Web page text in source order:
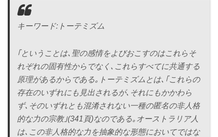
キーワード:トーテミズム
｢ということは､聖の感情をよびおこすのはこれらそ
れぞれの固有性からでなく､これらすべてに共通する
原理があるからである｡トーテミズムとは､｢これらの
存在のいずれにも見出されるが､それにもかかわら
ず､そのいずれとも混淆されない一種の匿名の非人格
的な力の宗教｣(341頁)なのである｡オーストラリア人
は､この非人格的な力を抽象的な形態においてではな